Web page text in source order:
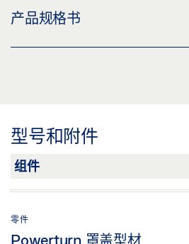
产品规格书
下载 (.PDF | 2 MB)
分享
型号和附件
零件
Powerturn 罩盖型材